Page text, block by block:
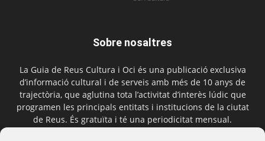
Sobre nosaltres
La Guia de Reus Cultura i Oci és una publicació exclusiva
d’informació cultural i de serveis amb més de 10 anys de
trajectòria, que aglutina tota l’activitat d’interès lúdic que
programen les principals entitats i institucions de la ciutat
de Reus. És gratuïta i té una periodicitat mensual.